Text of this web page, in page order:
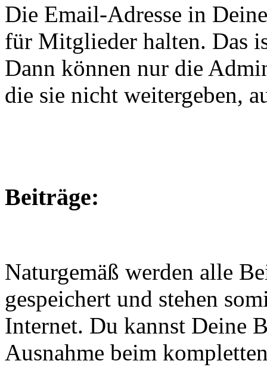
Die Email-Adresse in
für Mitglieder halten. Das
Dann können nur die
die sie nicht weitergeben,
Beiträge:
Naturgemäß werden alle
gespeichert und stehen
Internet. Du kannst Deine
Ausnahme beim